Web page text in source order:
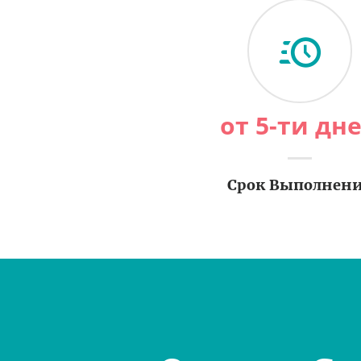
от 5-ти
Срок